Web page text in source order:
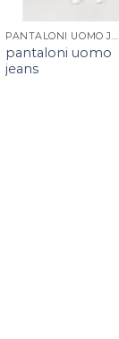
PANTALONI UOMO JEANS
pantaloni uomo
jeans